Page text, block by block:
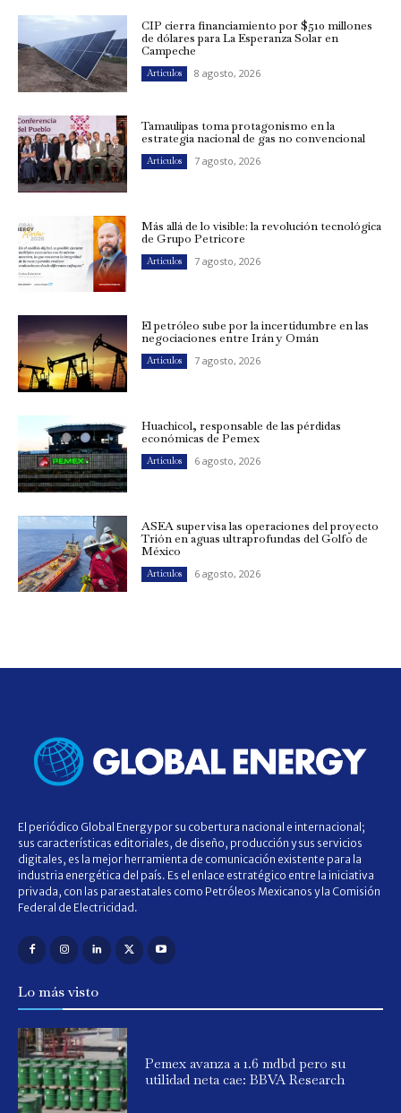
CIP cierra financiamiento por $510 millones
de dólares para La Esperanza Solar en
Campeche
Artículos 8 agosto, 2026
Tamaulipas toma protagonismo en la
estrategia nacional de gas no convencional
Artículos 7 agosto, 2026
Más allá de lo visible: la revolución tecnológica
de Grupo Petricore
Artículos 7 agosto, 2026
El petróleo sube por la incertidumbre en las
negociaciones entre Irán y Omán
Artículos 7 agosto, 2026
Huachicol, responsable de las pérdidas
económicas de Pemex
Artículos 6 agosto, 2026
ASEA supervisa las operaciones del proyecto
Trión en aguas ultraprofundas del Golfo de
México
Artículos 6 agosto, 2026
El periódico Global Energy por su cobertura nacional e internacional;
sus características editoriales, de diseño, producción y sus servicios
digitales, es la mejor herramienta de comunicación existente para la
industria energética del país. Es el enlace estratégico entre la iniciativa
privada, con las paraestatales como Petróleos Mexicanos y la Comisión
Federal de Electricidad.
Lo más visto
Pemex avanza a 1.6 mdbd pero su
utilidad neta cae: BBVA Research